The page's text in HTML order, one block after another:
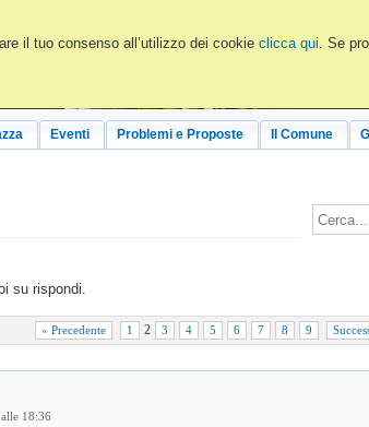
il tuo consenso all’utilizzo dei cookie clicca qui. Se
Eventi Problemi e Proposte Il Comune
su rispondi.
« Precedente 1 2 3 4 5 6 7 8 9
18:36